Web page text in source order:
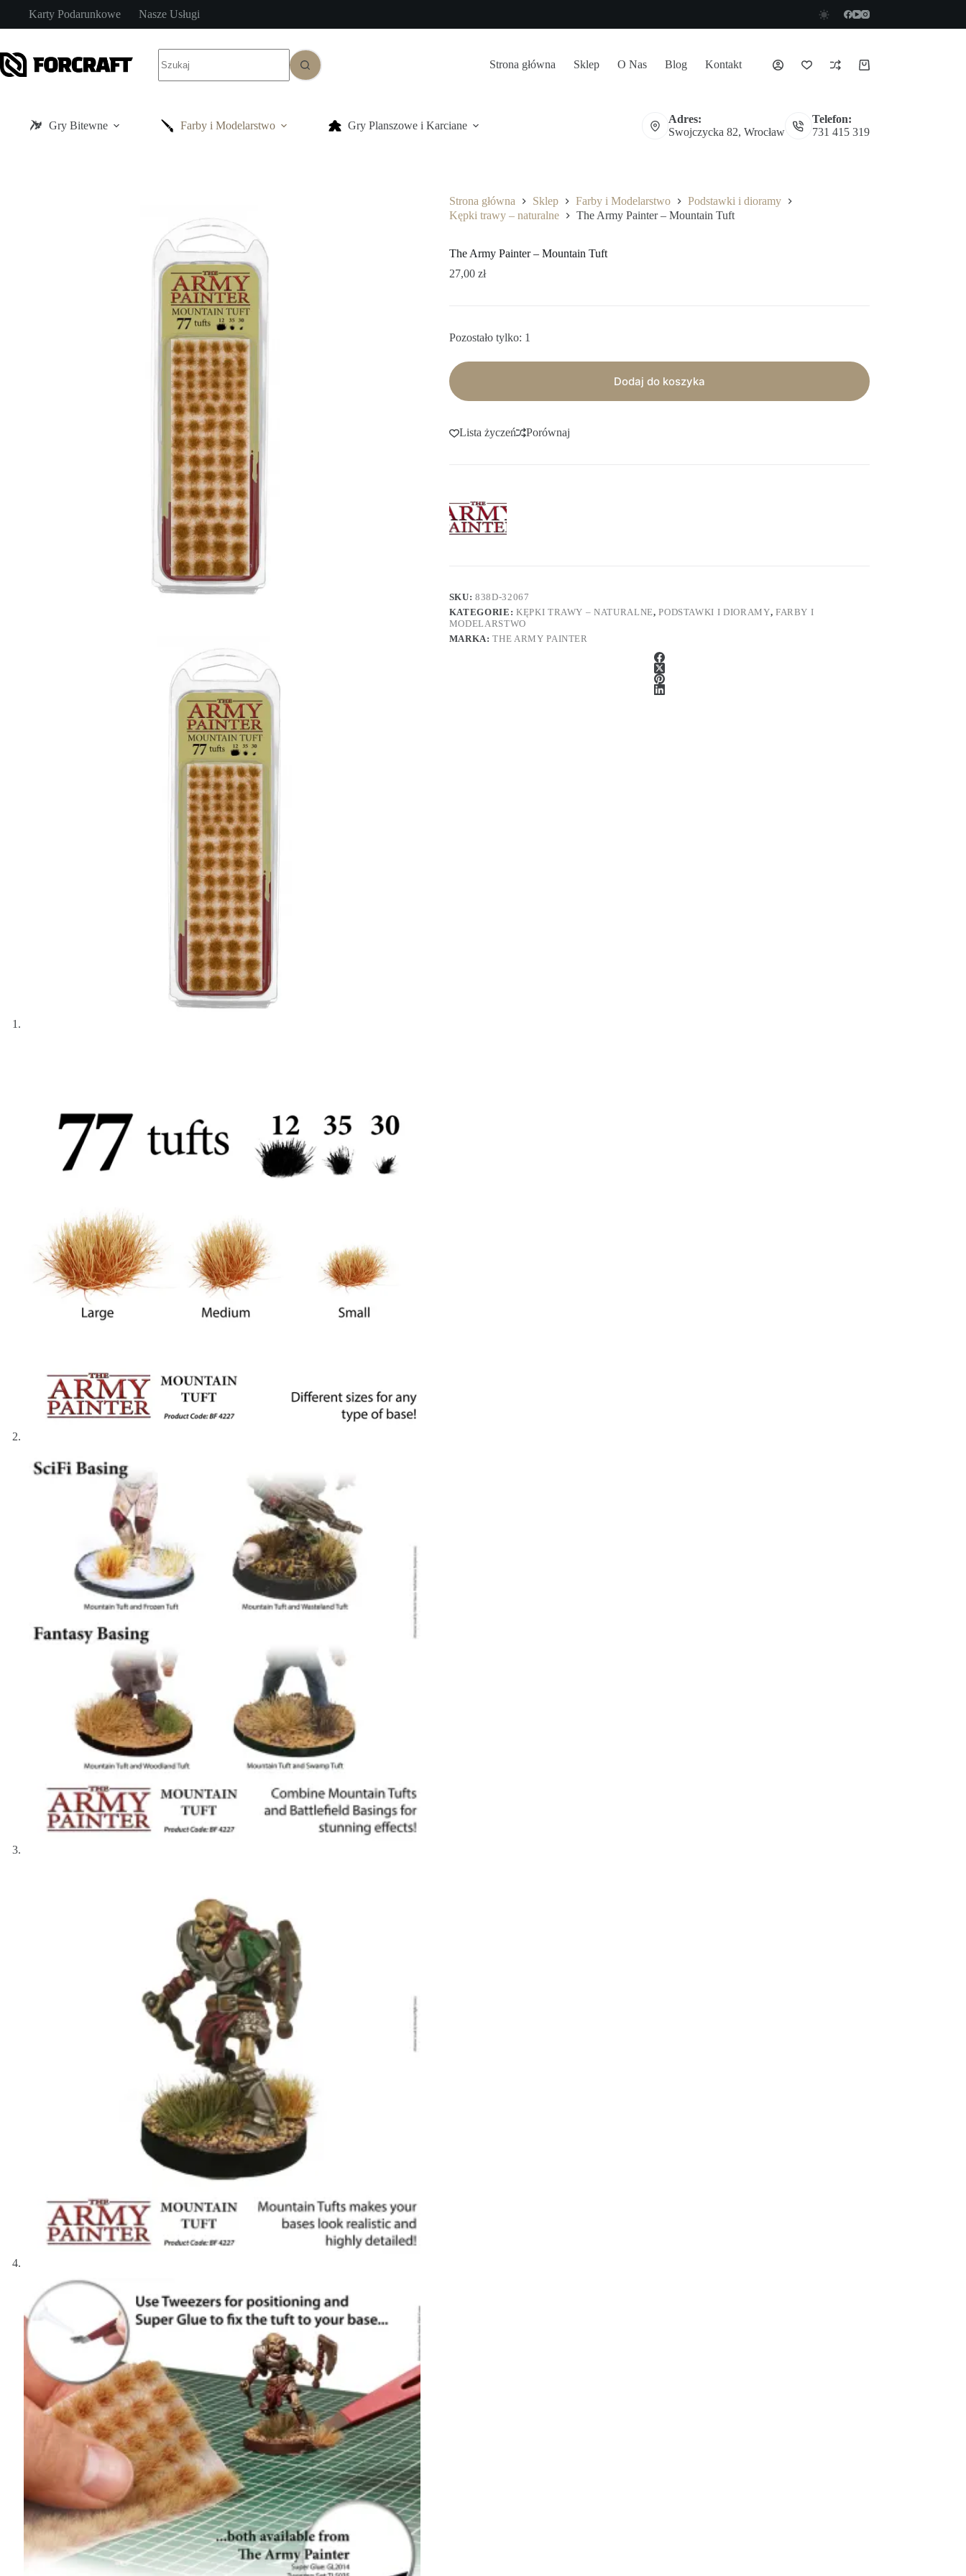
treści
Karty Podarunkowe Nasze Usługi
wyników
Strona główna Sklep O Nas Blog Kontakt Koszyk
Gry Bitewne Farby i Modelarstwo Gry Planszowe i Karciane
Adres:
Swojczycka 82, Wrocław
Telefon:
731 415 319
Strona główna Sklep Farby i Modelarstwo
Podstawki i dioramy
Kępki trawy – naturalne
The Army Painter – Mountain Tuft
The Army Painter – Mountain Tuft
27,00 zł
Pozostało tylko: 1
Dodaj do koszyka
Lista życzeń Porównaj
SKU:838D-32067
KATEGORIE: KĘPKI TRAWY – NATURALNE,PODSTAWKI I DIORAMY, FARBY I
MODELARSTWO
MARKA:THE ARMY PAINTER